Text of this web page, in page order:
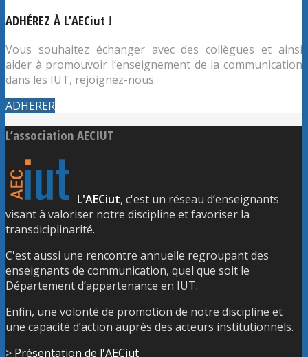
ADHÉREZ À L’AECiut !
Vous souhaitez échanger avec des collègues et ainsi
aider à promouvoir l’enseignement de la communication
dans les IUT, rejoignez-nous.
ADHERER
L’association AECIUT
L'AECiut, c'est un réseau d’enseignants
visant à valoriser notre discipline et favoriser la
transdiciplinarité.
C'est aussi une rencontre annuelle regroupant des
enseignants de communication, quel que soit le
Département d’appartenance en IUT.
Enfin, une volonté de promotion de notre discipline et
une capacité d’action auprès des acteurs institutionnels.
> Présentation de l'AECiut